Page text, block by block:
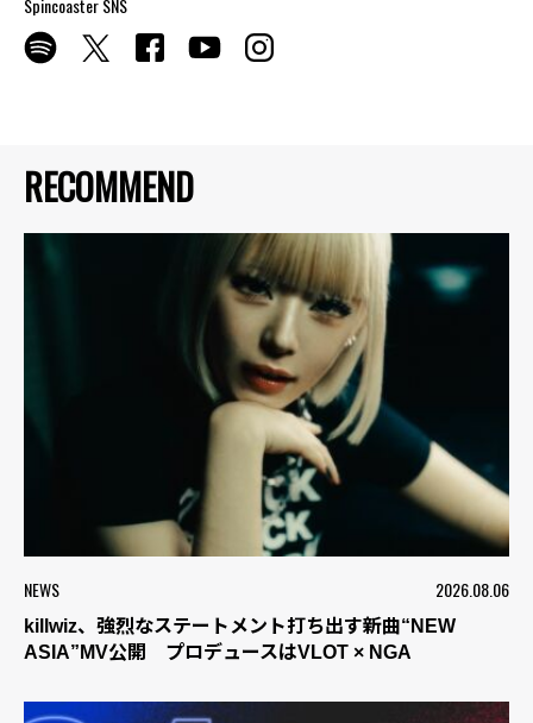
RECOMMEND
NEWS 2026.08.06
killwiz、強烈なステートメント打ち出す新曲“NEW
ASIA”MV公開 プロデュースはVLOT × NGA